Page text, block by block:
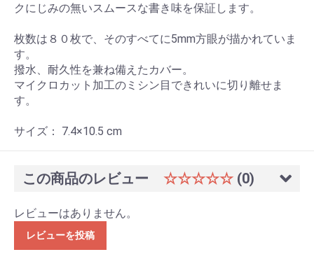
クにじみの無いスムースな書き味を保証します。
枚数は８０枚で、そのすべてに5mm方眼が描かれていま
す。
撥水、耐久性を兼ね備えたカバー。
マイクロカット加工のミシン目できれいに切り離せま
す。
サイズ： 7.4×10.5 cm
この商品のレビュー ☆☆☆☆☆ (0)
レビューはありません。
レビューを投稿